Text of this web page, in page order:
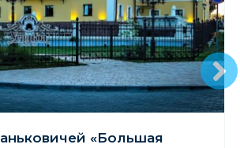
«Большая